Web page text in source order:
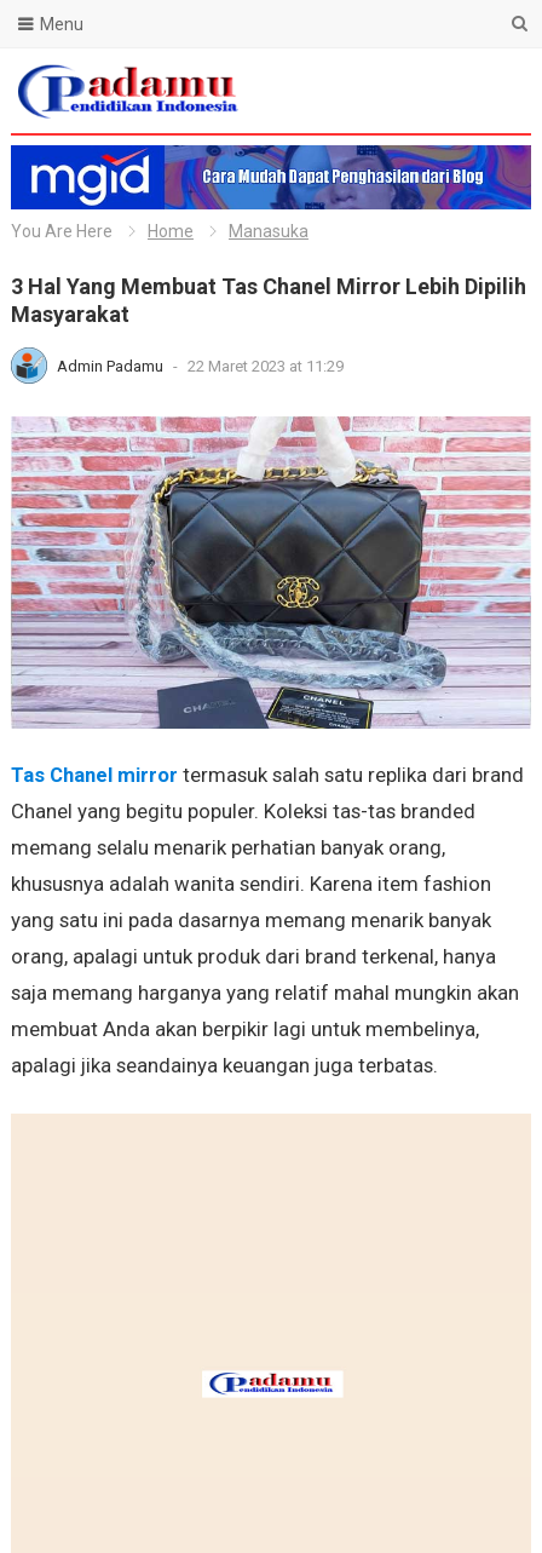
Blog Padamu
Menu
You Are Here Home Manasuka
3 Hal Yang Membuat Tas Chanel Mirror Lebih Dipilih
Masyarakat
Admin Padamu - 22 Maret 2023 at 11:29
Tas Chanel mirror termasuk salah satu replika dari brand
Chanel yang begitu populer. Koleksi tas-tas branded
memang selalu menarik perhatian banyak orang,
khususnya adalah wanita sendiri. Karena item fashion
yang satu ini pada dasarnya memang menarik banyak
orang, apalagi untuk produk dari brand terkenal, hanya
saja memang harganya yang relatif mahal mungkin akan
membuat Anda akan berpikir lagi untuk membelinya,
apalagi jika seandainya keuangan juga terbatas.